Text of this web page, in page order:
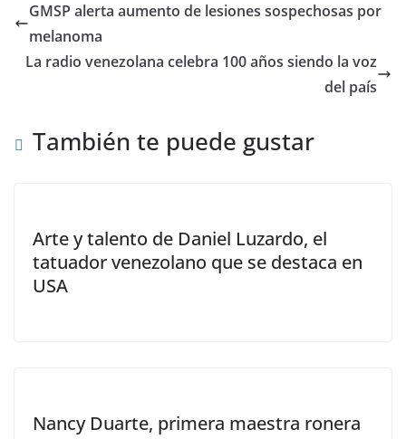
GMSP alerta aumento de lesiones sospechosas por
melanoma
La radio venezolana celebra 100 años siendo la voz
del país
También te puede gustar
Arte y talento de Daniel Luzardo, el
tatuador venezolano que se destaca en
USA
Nancy Duarte, primera maestra ronera